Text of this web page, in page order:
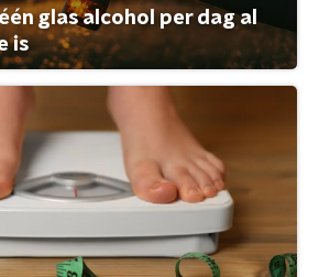
glas alcohol per dag al
is